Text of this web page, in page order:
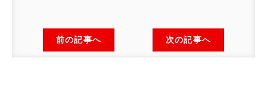
前の記事へ 次の記事へ